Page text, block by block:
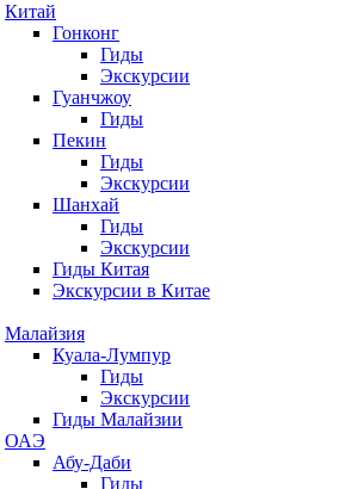
Китай
Гонконг
Гиды
Экскурсии
Гуанчжоу
Гиды
Пекин
Гиды
Экскурсии
Шанхай
Гиды
Экскурсии
Гиды Китая
Экскурсии в Китае
Малайзия
Куала-Лумпур
Гиды
Экскурсии
Гиды Малайзии
ОАЭ
Абу-Даби
Гиды